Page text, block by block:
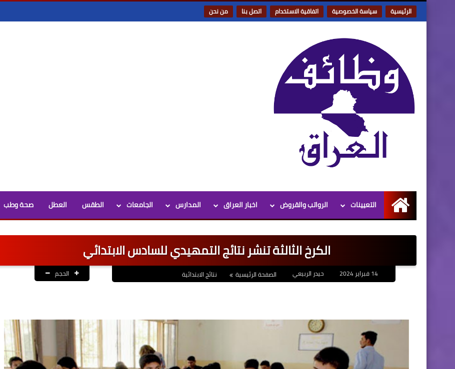
الرئيسية سياسة الخصوصية اتفاقية الاستخدام اتصل بنا من نحن
الرئيسية
التعيينات الرواتب والقروض اخبار العراق المدارس الجامعات الطقس العطل صحة وطب
الكرخ الثالثة تنشر نتائج التمهيدي للسادس الابتدائي
حيدر الربيعي الصفحة الرئيسية نتائج الابتدائية الحجم